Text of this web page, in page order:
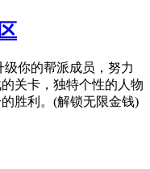
你的帮派成员，努力
关卡，独特个性的人物
胜利。(解锁无限金钱)